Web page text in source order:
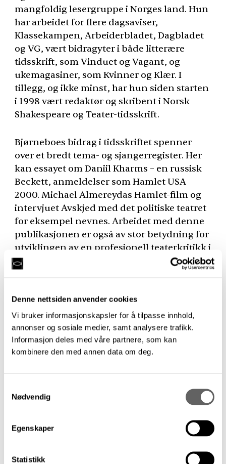
Denne nettsiden anvender cookies
Vi bruker informasjonskapsler for å tilpasse innhold,
annonser og sosiale medier, samt analysere trafikk.
Informasjon deles med våre partnere, som kan
kombinere den med annen data om deg.
Nødvendig
Egenskaper
Statistikk
mangfoldig lesergruppe i Norges land. Hun
har arbeidet for flere dagsaviser,
Klassekampen, Arbeiderbladet, Dagbladet
og VG, vært bidragyter i både litterære
tidsskrift, som Vinduet og Vagant, og
ukemagasiner, som Kvinner og Klær. I
tillegg, og ikke minst, har hun siden starten
i 1998 vært redaktør og skribent i Norsk
Shakespeare og Teater-tidsskrift.
Bjørneboes bidrag i tidsskriftet spenner
over et bredt tema- og sjangerregister. Her
kan essayet om Daniil Kharms – en russisk
Beckett, anmeldelser som HamletUSA
2000. Michael Almereydas Hamlet-film og
intervjuet Avskjed med det politiske teatret
for eksempel nevnes. Arbeidet med denne
publikasjonen er også av stor betydning for
utviklingen av en profesjonell teaterkritikk i
Norge og det er utvalgets håp at Olav
Dalgards kritikarpris 2004 både kan være
virksomhet og en oppmuntring til å
fortsette et slikt arbeid.
Siste artikler